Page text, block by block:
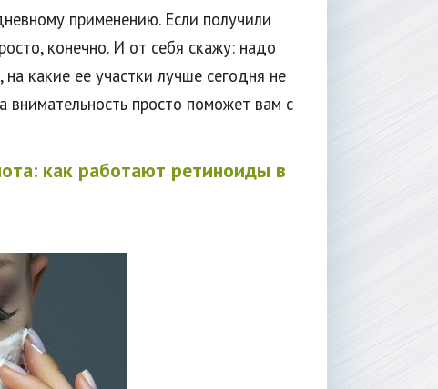
применению. Если получили
конечно. И от себя скажу: надо
какие ее участки лучше сегодня не
внимательность просто поможет вам с
как работают ретиноиды в